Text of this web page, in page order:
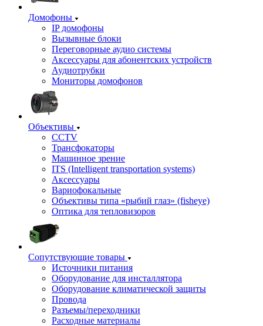
Домофоны
IP домофоны
Вызывные блоки
Переговорные аудио системы
Аксессуары для абонентских устройств
Аудиотрубки
Мониторы домофонов
Объективы
CCTV
Трансфокаторы
Машинное зрение
ITS (Intelligent transportation systems)
Аксессуары
Вариофокальные
Объективы типа «рыбий глаз» (fisheye)
Оптика для тепловизоров
Сопутствующие товары
Источники питания
Оборудование для инсталлятора
Оборудование климатической защиты
Провода
Разъемы/переходники
Расходные материалы